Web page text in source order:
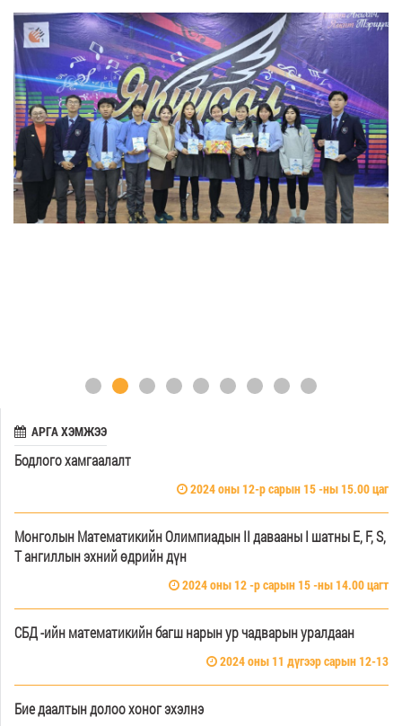
АРГА ХЭМЖЭЭ
Бодлого хамгаалалт
2024 оны 12-р сарын 15 -ны 15.00 цаг
Монголын Математикийн Олимпиадын II давааны I шатны E, F, S,
T ангиллын эхний өдрийн дүн
2024 оны 12 -р сарын 15 -ны 14.00 цагт
СБД -ийн математикийн багш нарын ур чадварын уралдаан
2024 оны 11 дүгээр сарын 12-13
Бие даалтын долоо хоног эхэлнэ